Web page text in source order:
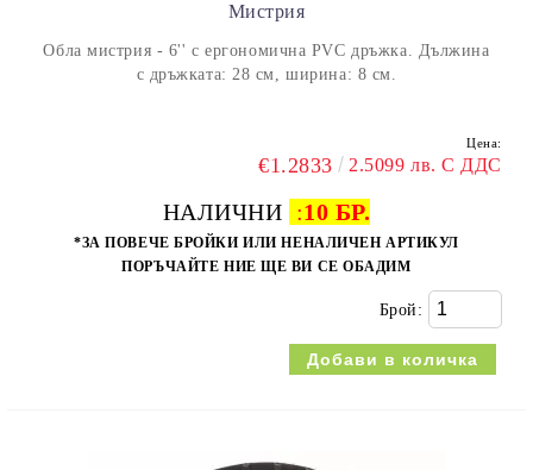
Мистрия
Обла мистрия - 6'' с ергономична PVC дръжка. Дължина
с дръжката: 28 см, ширина: 8 см.
Цена:
€1.2833 2.5099 лв. С ДДС
НАЛИЧНИ :10 БР.
*ЗА ПОВЕЧЕ БРОЙКИ ИЛИ НЕНАЛИЧЕН АРТИКУЛ
ПОРЪЧАЙТЕ НИЕ ЩЕ ВИ СЕ ОБАДИМ
Брой: